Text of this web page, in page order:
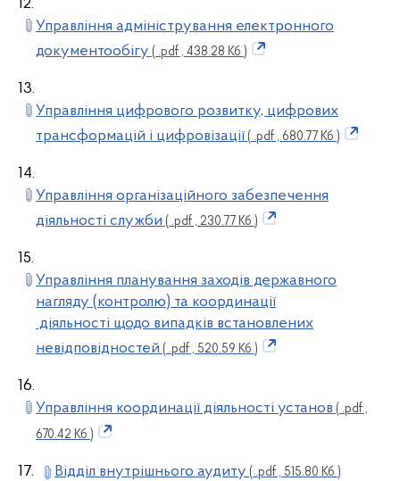
12.
Управління адміністрування електронного
документообігу ( .pdf , 438.28 Кб )
13.
Управління цифрового розвитку, цифрових
трансформацій і цифровізації ( .pdf , 680.77 Кб )
14.
Управління організаційного забезпечення
діяльності служби ( .pdf , 230.77 Кб )
15.
Управління планування заходів державного
нагляду (контролю) та координації
діяльності щодо випадків встановлених
невідповідностей ( .pdf , 520.59 Кб )
16.
Управління координації діяльності установ ( .pdf ,
670.42 Кб )
17. Відділ внутрішнього аудиту ( .pdf , 515.80 Кб )